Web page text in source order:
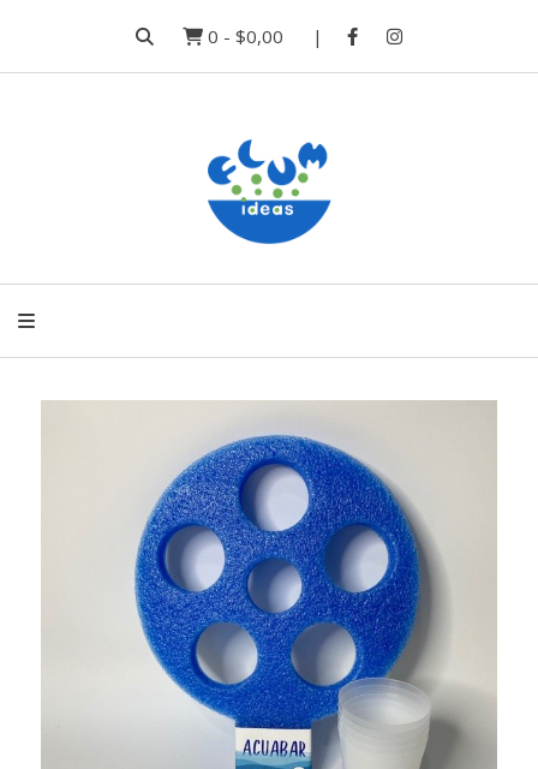
0 - $0,00